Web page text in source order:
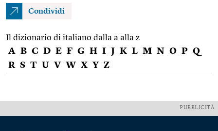
Condividi
Il dizionario di italiano dalla a alla z
A B C D E F G H I J K L M N O P Q
R S T U V W X Y Z
PUBBLICITÀ